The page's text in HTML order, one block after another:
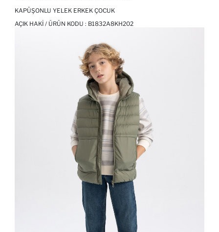
KAPÜŞONLU YELEK ERKEK ÇOCUK
AÇIK HAKI / ÜRÜN KODU : B1832A8KH202